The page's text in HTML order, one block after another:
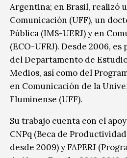
Argentina; en Brasil, realizó
Comunicación (UFF), un
Pública (IMS-UERJ) y en
(ECO-UFRJ). Desde 2006, es
del Departamento de
Medios, así como del
en Comunicación de la
Fluminense (UFF).
Su trabajo cuenta con el
CNPq (Beca de
desde 2009) y FAPERJ